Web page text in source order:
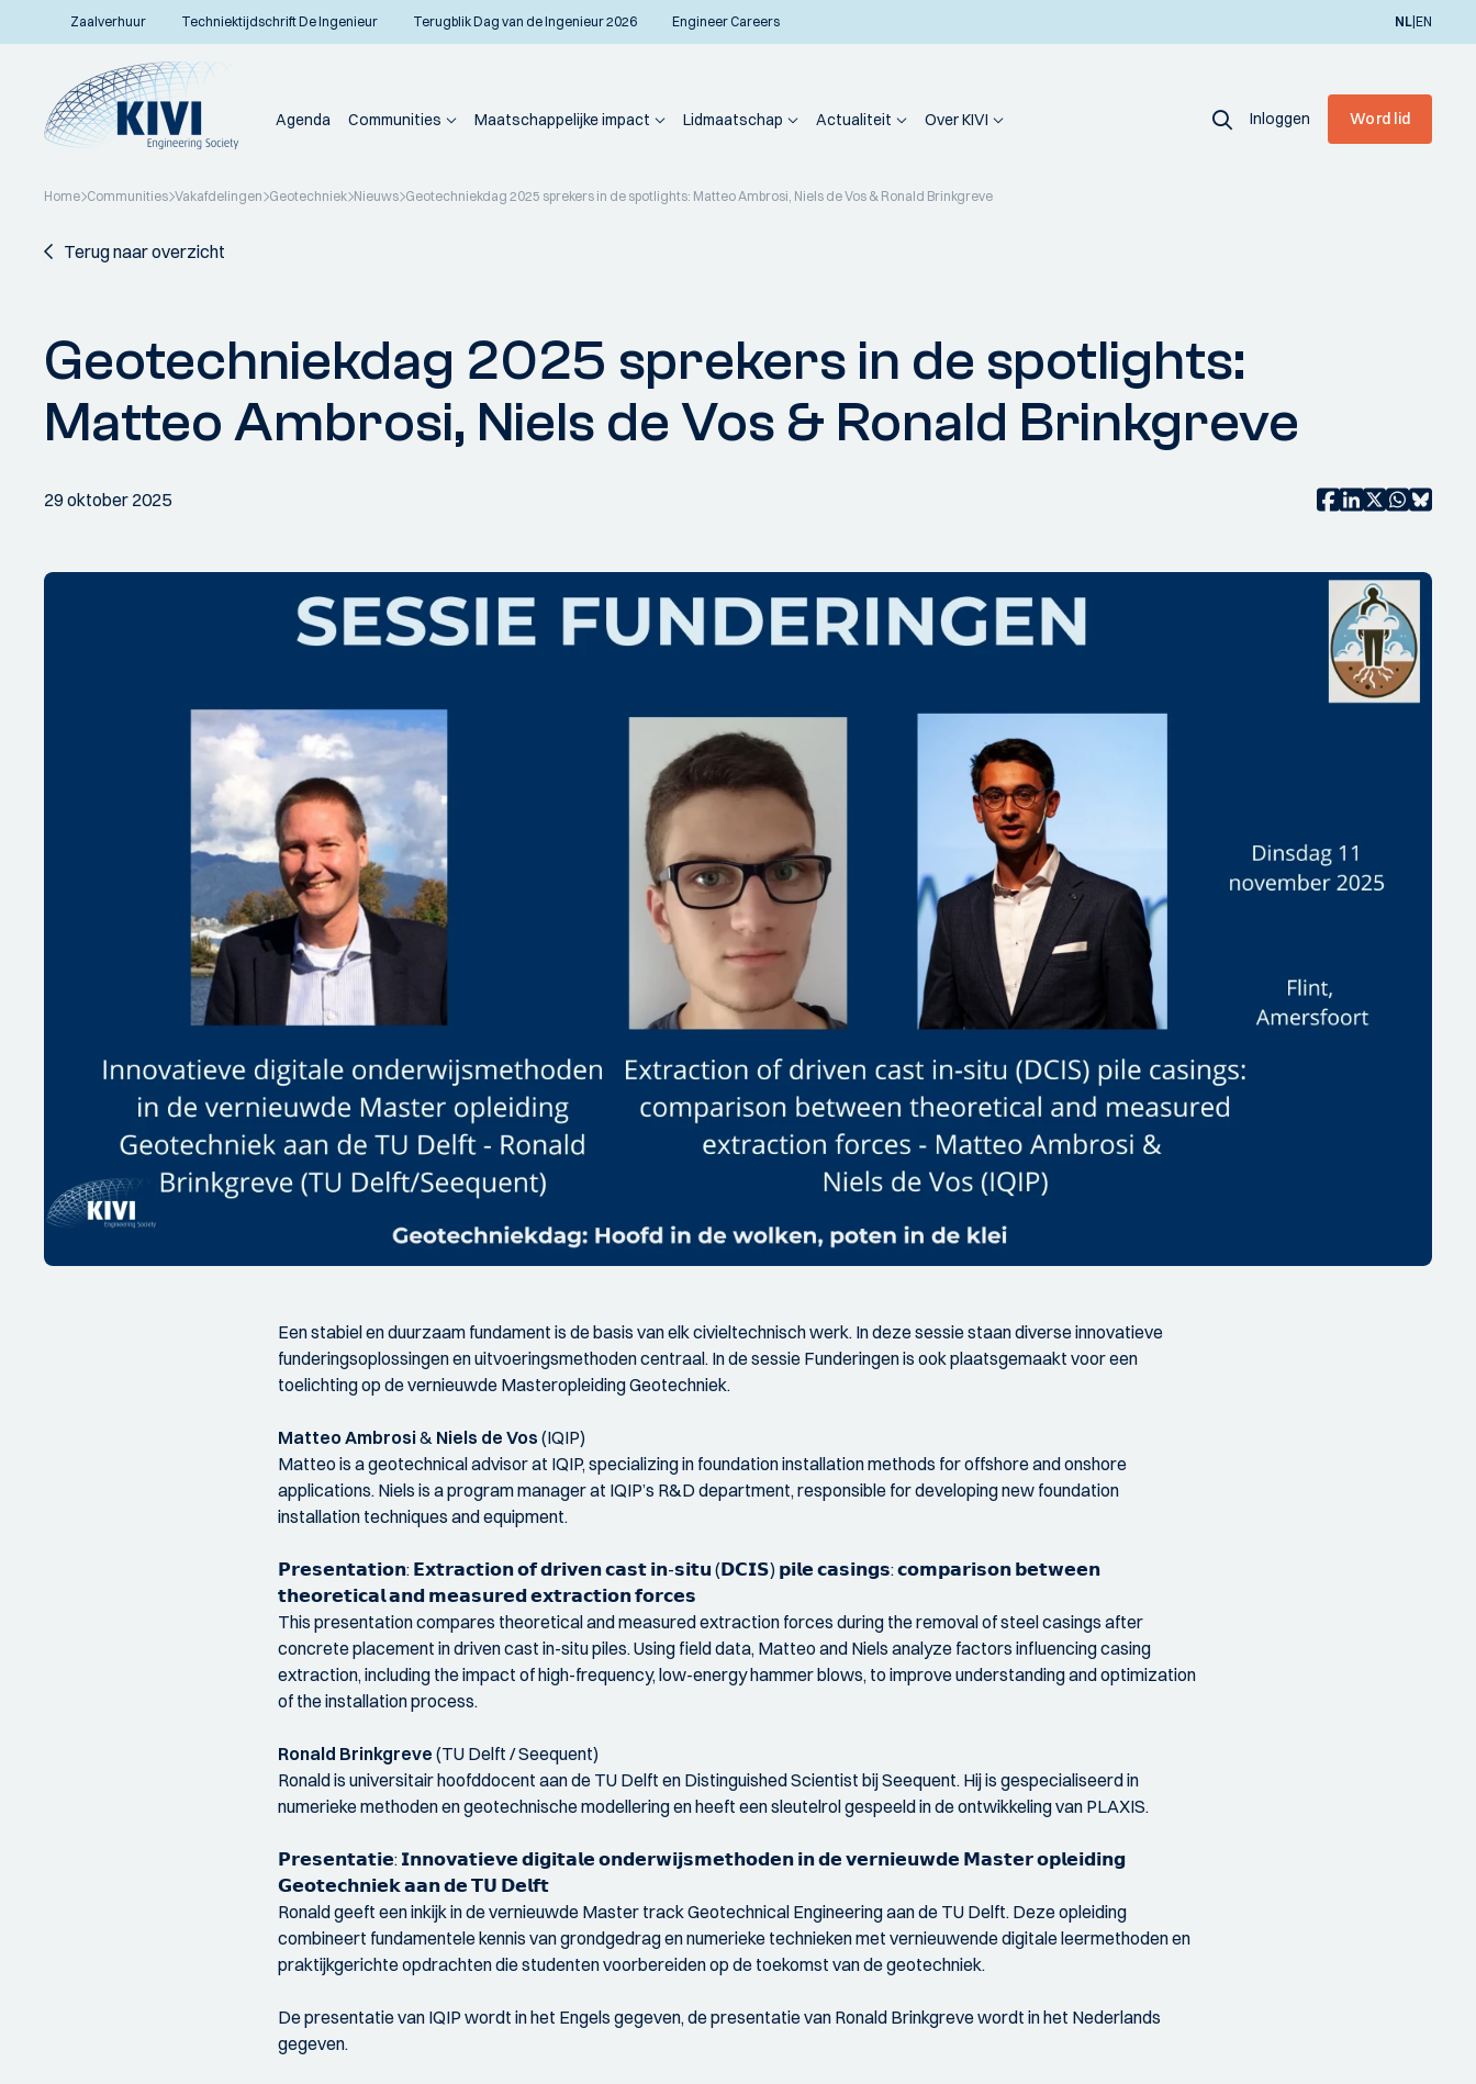
Zaalverhuur Techniektijdschrift De Ingenieur Terugblik Dag van de Ingenieur 2026 Engineer Careers NL|EN
Agenda Communities Maatschappelijke impact Lidmaatschap Actualiteit Over KIVI Inloggen Word lid
Home Communities Vakafdelingen Geotechniek Nieuws Geotechniekdag 2025 sprekers in de spotlights: Matteo Ambrosi, Niels de Vos & Ronald Brinkgreve
Terug naar overzicht
Geotechniekdag 2025 sprekers in de spotlights:
Matteo Ambrosi, Niels de Vos & Ronald Brinkgreve
29 oktober 2025
Een stabiel en duurzaam fundament is de basis van elk civieltechnisch werk. In deze sessie staan diverse innovatieve
funderingsoplossingen en uitvoeringsmethoden centraal. In de sessie Funderingen is ook plaatsgemaakt voor een
toelichting op de vernieuwde Masteropleiding Geotechniek.
Matteo Ambrosi& Niels de Vos (IQIP)
Matteo is a geotechnical advisor at IQIP, specializing in foundation installation methods for offshore and onshore
applications. Niels is a program manager at IQIP’s R&D department, responsible for developing new foundation
installation techniques and equipment.
𝗣𝗿𝗲𝘀𝗲𝗻𝘁𝗮𝘁𝗶𝗼𝗻: 𝗘𝘅𝘁𝗿𝗮𝗰𝘁𝗶𝗼𝗻 𝗼𝗳 𝗱𝗿𝗶𝘃𝗲𝗻 𝗰𝗮𝘀𝘁 𝗶𝗻-𝘀𝗶𝘁𝘂 (𝗗𝗖𝗜𝗦) 𝗽𝗶𝗹𝗲 𝗰𝗮𝘀𝗶𝗻𝗴𝘀: 𝗰𝗼𝗺𝗽𝗮𝗿𝗶𝘀𝗼𝗻 𝗯𝗲𝘁𝘄𝗲𝗲𝗻
𝘁𝗵𝗲𝗼𝗿𝗲𝘁𝗶𝗰𝗮𝗹 𝗮𝗻𝗱 𝗺𝗲𝗮𝘀𝘂𝗿𝗲𝗱 𝗲𝘅𝘁𝗿𝗮𝗰𝘁𝗶𝗼𝗻 𝗳𝗼𝗿𝗰𝗲𝘀
This presentation compares theoretical and measured extraction forces during the removal of steel casings after
concrete placement in driven cast in-situ piles. Using field data, Matteo and Niels analyze factors influencing casing
extraction, including the impact of high-frequency, low-energy hammer blows, to improve understanding and optimization
of the installation process.
Ronald Brinkgreve (TU Delft / Seequent)
Ronald is universitair hoofddocent aan de TU Delft en Distinguished Scientist bij Seequent. Hij is gespecialiseerd in
numerieke methoden en geotechnische modellering en heeft een sleutelrol gespeeld in de ontwikkeling van PLAXIS.
𝗣𝗿𝗲𝘀𝗲𝗻𝘁𝗮𝘁𝗶𝗲: 𝗜𝗻𝗻𝗼𝘃𝗮𝘁𝗶𝗲𝘃𝗲 𝗱𝗶𝗴𝗶𝘁𝗮𝗹𝗲 𝗼𝗻𝗱𝗲𝗿𝘄𝗶𝗷𝘀𝗺𝗲𝘁𝗵𝗼𝗱𝗲𝗻 𝗶𝗻 𝗱𝗲 𝘃𝗲𝗿𝗻𝗶𝗲𝘂𝘄𝗱𝗲 𝗠𝗮𝘀𝘁𝗲𝗿 𝗼𝗽𝗹𝗲𝗶𝗱𝗶𝗻𝗴
𝗚𝗲𝗼𝘁𝗲𝗰𝗵𝗻𝗶𝗲𝗸 𝗮𝗮𝗻 𝗱𝗲 𝗧𝗨 𝗗𝗲𝗹𝗳𝘁
Ronald geeft een inkijk in de vernieuwde Master track Geotechnical Engineering aan de TU Delft. Deze opleiding
combineert fundamentele kennis van grondgedrag en numerieke technieken met vernieuwende digitale leermethoden en
praktijkgerichte opdrachten die studenten voorbereiden op de toekomst van de geotechniek.
De presentatie van IQIP wordt in het Engels gegeven, de presentatie van Ronald Brinkgreve wordt in het Nederlands
gegeven.